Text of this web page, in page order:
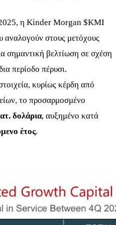
η Kinder Morgan $KMI
στους μετόχους
σημαντική βελτίωση σε σχέση
περίοδο πέρυσι.
κυρίως κέρδη από
το προσαρμοσμένο
δολάρια, αυξημένο κατά
έτος.